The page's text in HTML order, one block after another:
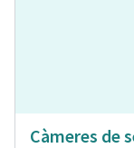
Càmeres de